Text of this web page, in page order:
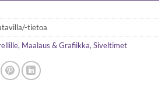
tietoa
, Maalaus & Grafiikka, Siveltimet